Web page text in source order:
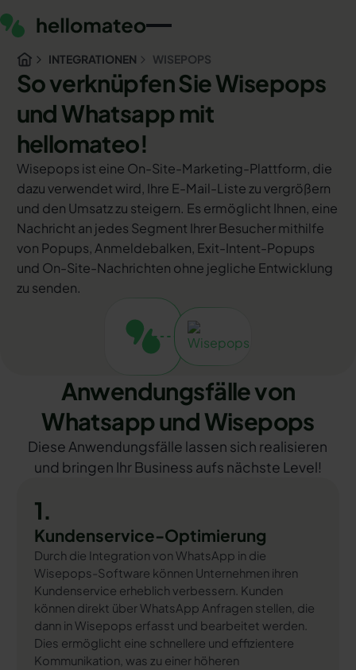
INTEGRATIONEN WISEPOPS
So verknüpfen Sie Wisepops
und Whatsapp mit
hellomateo!
Wisepops ist eine On-Site-Marketing-Plattform, die
dazu verwendet wird, Ihre E-Mail-Liste zu vergrößern
und den Umsatz zu steigern. Es ermöglicht Ihnen, eine
Nachricht an jedes Segment Ihrer Besucher mithilfe
von Popups, Anmeldebalken, Exit-Intent-Popups
und On-Site-Nachrichten ohne jegliche Entwicklung
zu senden.
Anwendungsfälle von
Whatsapp und Wisepops
Diese Anwendungsfälle lassen sich realisieren
und bringen Ihr Business aufs nächste Level!
1.
Kundenservice-Optimierung
Durch die Integration von WhatsApp in die
Wisepops-Software können Unternehmen ihren
Kundenservice erheblich verbessern. Kunden
können direkt über WhatsApp Anfragen stellen, die
dann in Wisepops erfasst und bearbeitet werden.
Dies ermöglicht eine schnellere und effizientere
Kommunikation, was zu einer höheren